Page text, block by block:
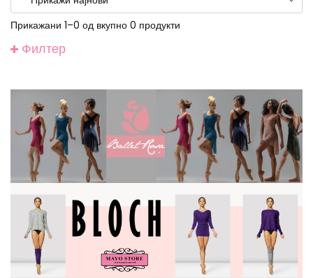
Прикажани 1–0 од вкупно 0 продукти
Филтер